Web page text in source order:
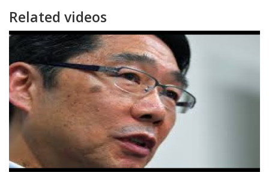
Related videos